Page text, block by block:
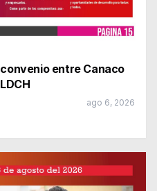
entre Canaco
ago 6, 2026